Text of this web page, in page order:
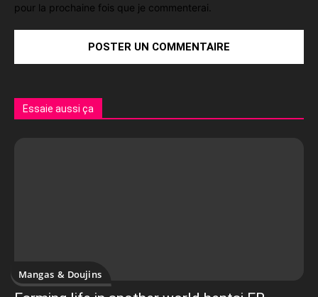
pour la prochaine fois que je commenterai.
Essaie aussi ça
Mangas & Doujins